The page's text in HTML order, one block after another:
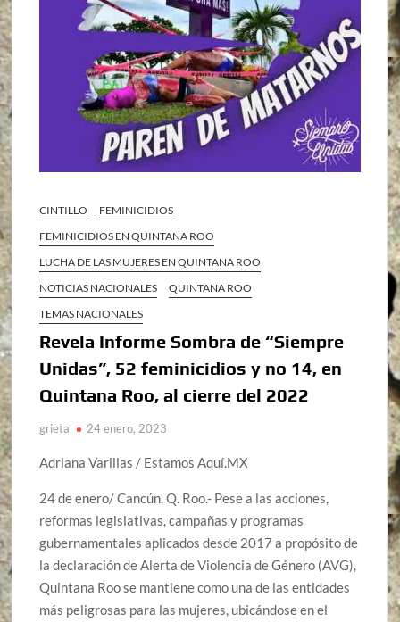
CINTILLO
FEMINICIDIOS
FEMINICIDIOS EN QUINTANA ROO
LUCHA DE LAS MUJERES EN QUINTANA ROO
NOTICIAS NACIONALES
QUINTANA ROO
TEMAS NACIONALES
Revela Informe Sombra de “Siempre
Unidas”, 52 feminicidios y no 14, en
Quintana Roo, al cierre del 2022
grieta 24 enero, 2023
Adriana Varillas / Estamos Aquí.MX
24 de enero/ Cancún, Q. Roo.- Pese a las acciones,
reformas legislativas, campañas y programas
gubernamentales aplicados desde 2017 a propósito de
la declaración de Alerta de Violencia de Género (AVG),
Quintana Roo se mantiene como una de las entidades
más peligrosas para las mujeres, ubicándose en el